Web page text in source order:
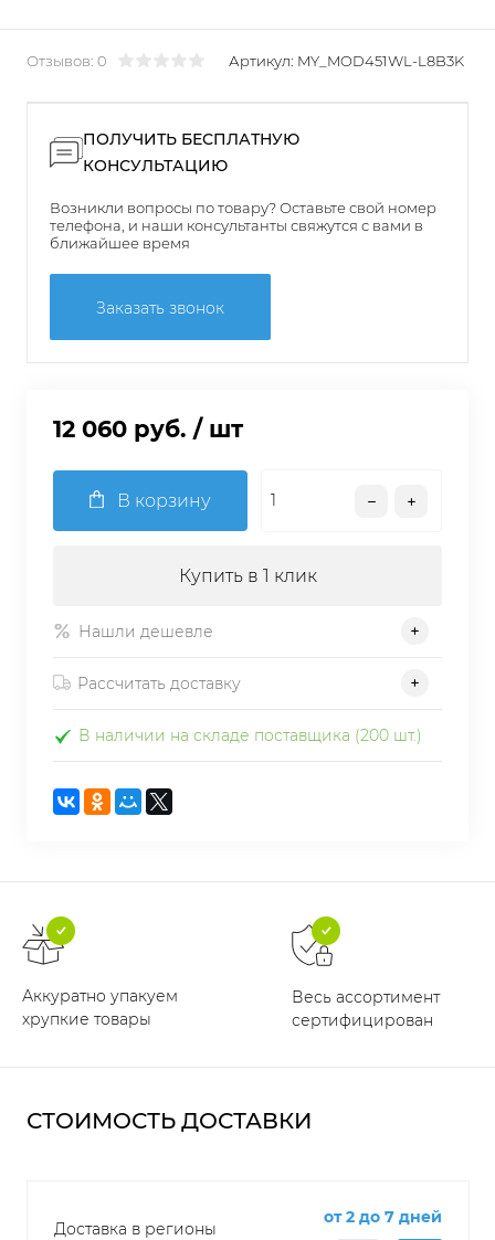
Отзывов: 0 Артикул: MY_MOD451WL-L8B3K
ПОЛУЧИТЬ БЕСПЛАТНУЮ
КОНСУЛЬТАЦИЮ
Возникли вопросы по товару? Оставьте свой номер
телефона, и наши консультанты свяжутся с вами в
ближайшее время
Заказать звонок
12 060 руб. / шт
В корзину
Купить в 1 клик
Нашли дешевле
Рассчитать доставку
В наличии на складе поставщика (200 шт.)
Аккуратно упакуем
хрупкие товары
Весь ассортимент
сертифицирован
СТОИМОСТЬ ДОСТАВКИ
Доставка в регионы
от 2 до 7 дней